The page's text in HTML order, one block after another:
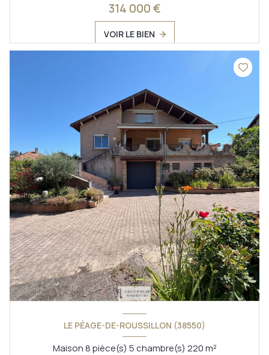
314 000 €
VOIR LE BIEN
LE PÉAGE-DE-ROUSSILLON (38550)
Maison 8 pièce(s) 5 chambre(s) 220 m²